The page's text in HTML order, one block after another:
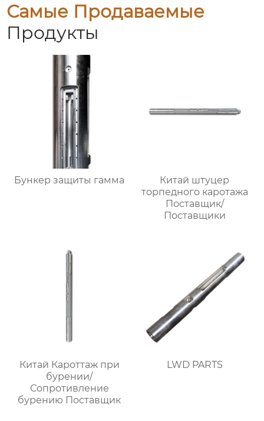
Самые Продаваемые
Продукты
Бункер защиты гамма
Китай штуцер
торпедного каротажа
Поставщик/
Поставщики
Китай Кароттаж при
бурении/
Сопротивление
бурению Поставщик
LWD PARTS